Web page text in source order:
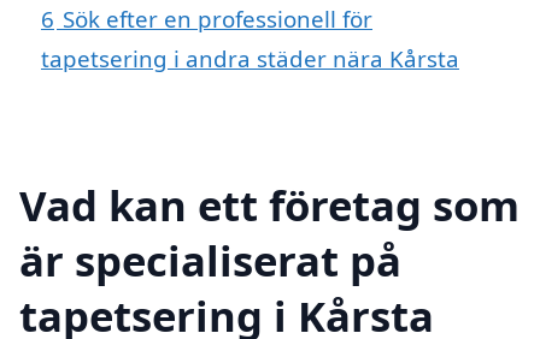
6 Sök efter en professionell för
tapetsering i andra städer nära Kårsta
Vad kan ett företag som
är specialiserat på
tapetsering i Kårsta